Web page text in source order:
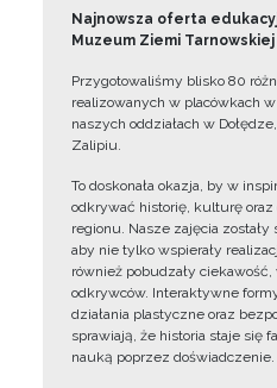
Najnowsza oferta
Muzeum Ziemi Tarnowskiej
Przygotowaliśmy blisko 80
realizowanych w placówkach
naszych oddziałach w
Zalipiu.
To doskonała okazja, by w
odkrywać historię, kulturę
regionu. Nasze zajęcia zostały
aby nie tylko wspierały
również pobudzały
odkrywców. Interaktywne
działania plastyczne oraz
sprawiają, że historia staje się
nauką poprzez doświadczenie.